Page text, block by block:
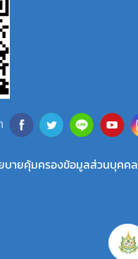
บายคุ้มครองข้อมูลส่วนบุคคล